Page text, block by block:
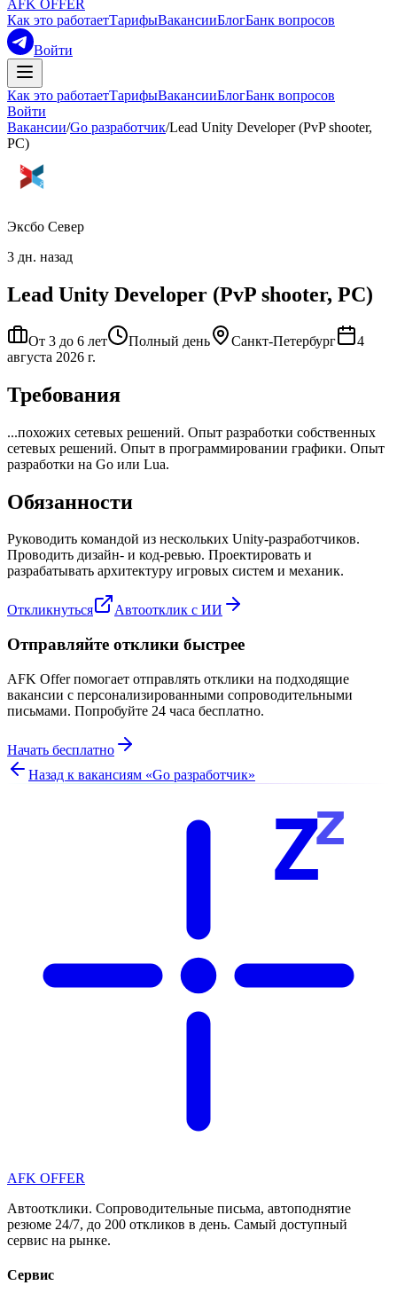
AFK OFFER
Как это работаетТарифыВакансииБлогБанк вопросов
Войти
Как это работаетТарифыВакансииБлогБанк вопросов
Войти
Вакансии/Go разработчик/Lead Unity Developer (PvP shooter,
PC)
Эксбо Север
3 дн. назад
Lead Unity Developer (PvP shooter, PC)
От 3 до 6 лет Полный день Санкт-Петербург
4
августа 2026 г.
Требования
...похожих сетевых решений. Опыт разработки собственных
сетевых решений. Опыт в программировании графики. Опыт
разработки на Go или Lua.
Обязанности
Руководить командой из нескольких Unity-разработчиков.
Проводить дизайн- и код-ревью. Проектировать и
разрабатывать архитектуру игровых систем и механик.
Откликнуться Автоотклик с ИИ
Отправляйте отклики быстрее
AFK Offer помогает отправлять отклики на подходящие
вакансии с персонализированными сопроводительными
письмами. Попробуйте 24 часа бесплатно.
Начать бесплатно
Назад к вакансиям «Go разработчик»
Zz
AFK OFFER
Автоотклики. Сопроводительные письма, автоподнятие
резюме 24/7, до 200 откликов в день. Самый доступный
сервис на рынке.
Сервис